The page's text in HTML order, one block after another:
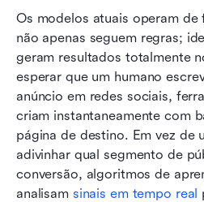
Os modelos atuais operam de
não apenas seguem regras;
geram resultados totalmente
esperar que um humano
anúncio em redes sociais,
criam instantaneamente com
página de destino. Em vez de
adivinhar qual segmento de
conversão, algoritmos de
analisam sinais em tempo real